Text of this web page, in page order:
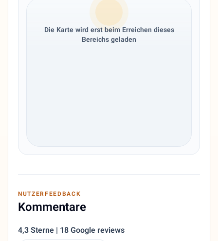
Die Karte wird erst beim Erreichen dieses
Bereichs geladen
NUTZERFEEDBACK
Kommentare
4,3 Sterne | 18 Google reviews